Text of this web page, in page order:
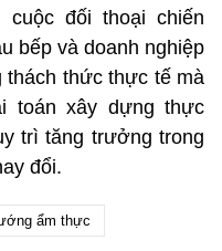
đối thoại chiến
bếp và doanh nghiệp
thách thức thực tế mà
toán xây dựng thực
trì tăng trưởng trong
đổi.
ẩm thực